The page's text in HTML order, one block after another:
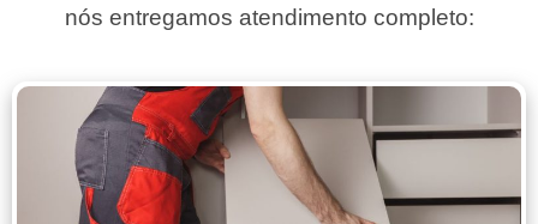
nós entregamos atendimento completo: